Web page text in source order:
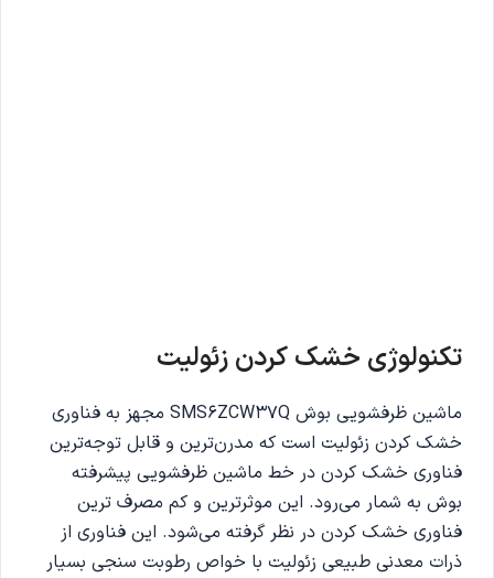
تکنولوژی خشک کردن زئولیت
ماشین ظرفشویی بوش SMS6ZCW37Q مجهز به فناوری
خشک کردن زئولیت است که مدرن‌ترین و قابل توجه‌ترین
فناوری خشک کردن در خط ماشین ظرفشویی پیشرفته
بوش به شمار می‌رود. این موثرترین و کم مصرف ترین
فناوری خشک کردن در نظر گرفته می‌شود. این فناوری از
ذرات معدنی طبیعی زئولیت با خواص رطوبت سنجی بسیار